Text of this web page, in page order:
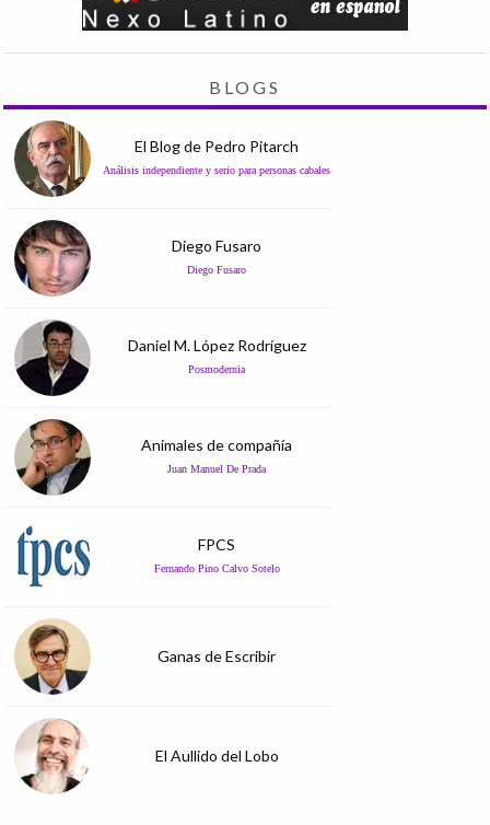
BLOGS
El Blog de Pedro Pitarch
Análisis independiente y serio para personas cabales
Diego Fusaro
Diego Fusaro
Daniel M. López Rodríguez
Posmodernia
Animales de compañía
Juan Manuel De Prada
FPCS
Fernando Pino Calvo Sotelo
Ganas de Escribir
El Aullido del Lobo